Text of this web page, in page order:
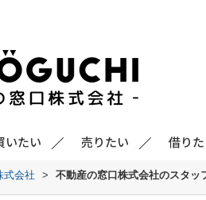
いたい 売りたい 借り
式会社 > 不動産の窓口株式会社のスタ